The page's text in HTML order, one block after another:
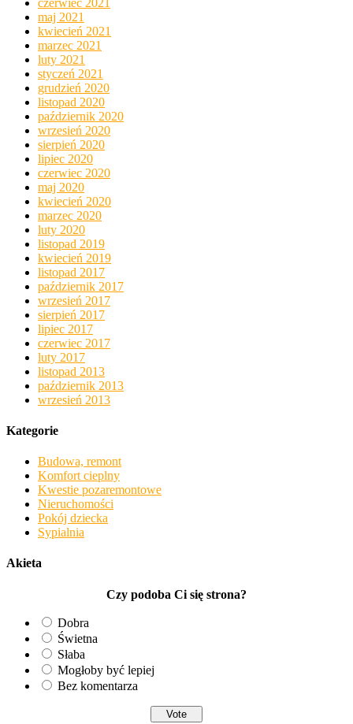
maj 2021
kwiecień 2021
marzec 2021
luty 2021
styczeń 2021
grudzień 2020
listopad 2020
październik 2020
wrzesień 2020
sierpień 2020
lipiec 2020
czerwiec 2020
maj 2020
kwiecień 2020
marzec 2020
luty 2020
listopad 2019
kwiecień 2019
listopad 2017
październik 2017
wrzesień 2017
sierpień 2017
lipiec 2017
czerwiec 2017
luty 2017
listopad 2013
październik 2013
wrzesień 2013
Kategorie
Budowa, remont
Komfort cieplny
Kwestie pozaremontowe
Nieruchomości
Pokój dziecka
Sypialnia
Akieta
Czy podoba Ci się strona?
Dobra
Świetna
Słaba
Mogłoby być lepiej
Bez komentarza